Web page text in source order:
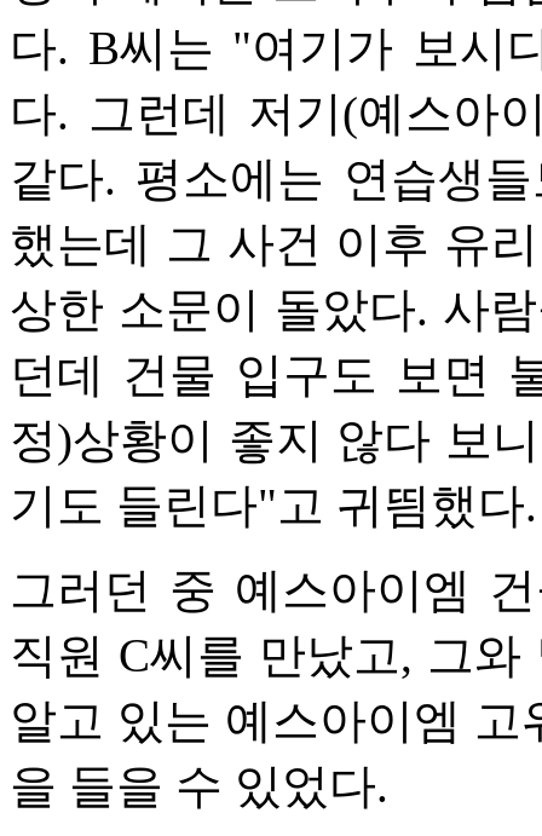
다. B씨는 "여기가 보시
다. 그런데 저기(예스아
같다. 평소에는 연습생
했는데 그 사건 이후 유
상한 소문이 돌았다. 사
던데 건물 입구도 보면
정)상황이 좋지 않다 보
기도 들린다"고 귀띔했다.
그러던 중 예스아이엠
직원 C씨를 만났고, 그
알고 있는 예스아이엠
을 들을 수 있었다.